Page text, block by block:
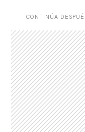
CONTINÚA